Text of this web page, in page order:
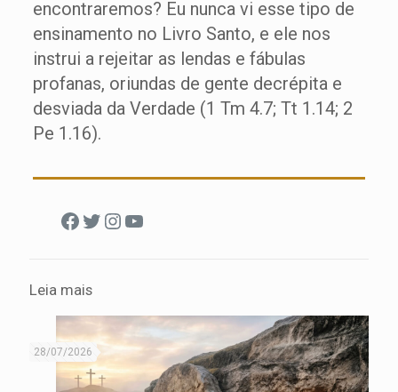
encontraremos? Eu nunca vi esse tipo de
ensinamento no Livro Santo, e ele nos
instrui a rejeitar as lendas e fábulas
profanas, oriundas de gente decrépita e
desviada da Verdade (1 Tm 4.7; Tt 1.14; 2
Pe 1.16).
Facebook
Twitter
Instagram
Youtube
Leia mais
28/07/2026